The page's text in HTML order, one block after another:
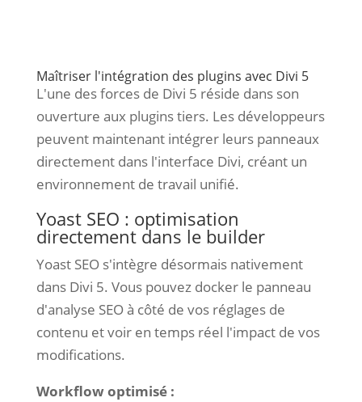
Maîtriser l'intégration des plugins avec Divi 5
L'une des forces de Divi 5 réside dans son
ouverture aux plugins tiers. Les développeurs
peuvent maintenant intégrer leurs panneaux
directement dans l'interface Divi, créant un
environnement de travail unifié.
Yoast SEO : optimisation
directement dans le builder
Yoast SEO s'intègre désormais nativement
dans Divi 5. Vous pouvez docker le panneau
d'analyse SEO à côté de vos réglages de
contenu et voir en temps réel l'impact de vos
modifications.
Workflow optimisé :